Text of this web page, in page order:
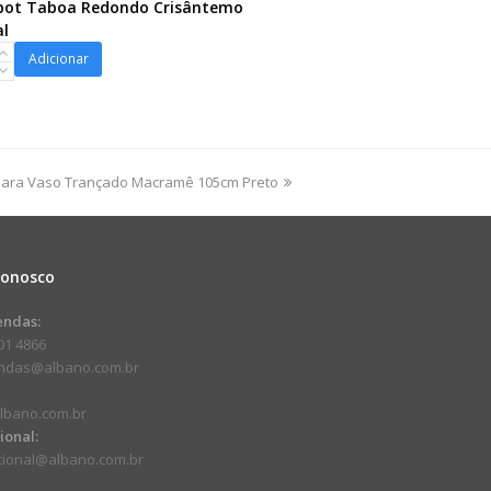
Taboa Redondo Crisântemo
Adicionar
Vaso Trançado Macramê 105cm Preto
4866